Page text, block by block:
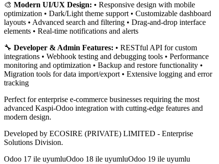
🎨 Modern UI/UX Design: • Responsive design with mobile
optimization • Dark/Light theme support • Customizable dashboard
layouts • Advanced search and filtering • Drag-and-drop interface
elements • Real-time notifications and alerts
🔧 Developer & Admin Features: • RESTful API for custom
integrations • Webhook testing and debugging tools • Performance
monitoring and optimization • Backup and restore functionality •
Migration tools for data import/export • Extensive logging and error
tracking
Perfect for enterprise e-commerce businesses requiring the most
advanced Kaspi-Odoo integration with cutting-edge features and
modern design.
Developed by ECOSIRE (PRIVATE) LIMITED - Enterprise
Solutions Division.
Odoo 17 ile uyumluOdoo 18 ile uyumluOdoo 19 ile uyumlu